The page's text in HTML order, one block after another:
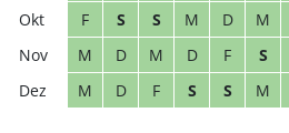
F
S S M D M
M
D M D F S
M
D F S S M